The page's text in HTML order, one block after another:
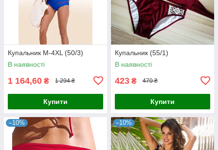
Купальник М-4XL (50/3)
В наявності
1 164,60 ₴ 1 294 ₴
Купити
Купальник (55/1)
В наявності
423 ₴ 470 ₴
Купити
–10% –10%